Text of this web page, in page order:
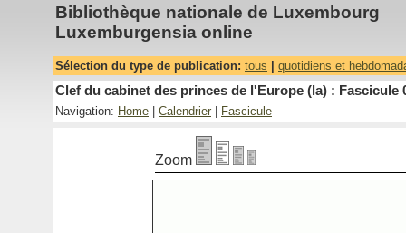
Bibliothèque nationale de Luxembourg
Luxemburgensia online
Sélection du type de publication: tous quotidiens et
Clef du cabinet des princes de l'Europe (la) : Fascicule
Navigation: Home Calendrier Fascicule
Zoom